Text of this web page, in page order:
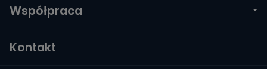
Współpraca
Kontakt